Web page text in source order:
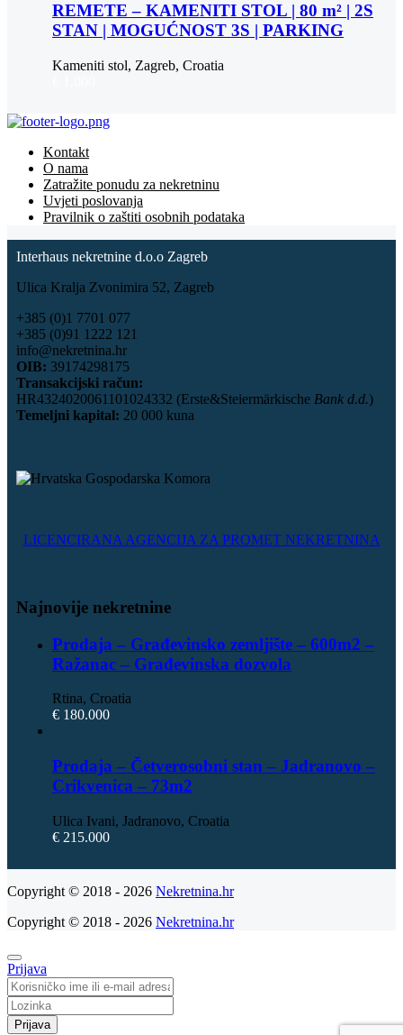
REMETE – KAMENITI STOL | 80 m² | 2S
STAN | MOGUĆNOST 3S | PARKING
Kameniti stol, Zagreb, Croatia
Kontakt
O nama
Zatražite ponudu za nekretninu
Uvjeti poslovanja
Pravilnik o zaštiti osobnih podataka
Interhaus nekretnine d.o.o Zagreb
Ulica Kralja Zvonimira 52, Zagreb
+385 (0)1 7701 077
+385 (0)91 1222 121
info@nekretnina.hr
OIB: 39174298175
Transakcijski račun:
HR4324020061101024332 (Erste&Steiermärkische Bank d.d.)
Temeljni kapital: 20 000 kuna
LICENCIRANA AGENCIJA ZA PROMET NEKRETNINA
Najnovije nekretnine
Prodaja – Građevinsko zemljište – 600m2 –
Ražanac – Građevinska dozvola
Rtina, Croatia
€ 180.000
Prodaja – Četverosobni stan – Jadranovo –
Crikvenica – 73m2
Ulica Ivani, Jadranovo, Croatia
€ 215.000
Copyright © 2018 - 2026 Nekretnina.hr
Copyright © 2018 - 2026 Nekretnina.hr
Prijava
Prijava